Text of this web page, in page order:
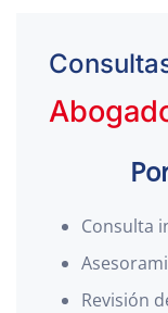
Consulta
Revisión